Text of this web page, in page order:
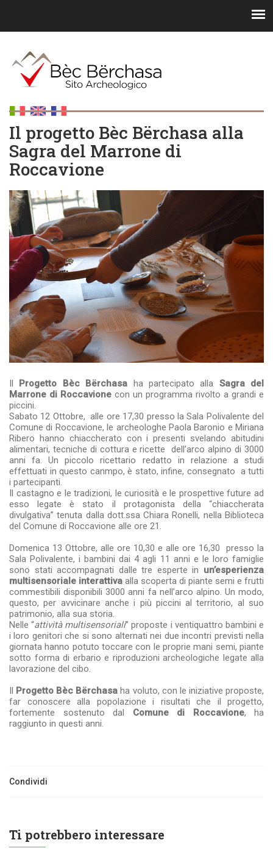
Il progetto Bèc Bërchasa alla
Sagra del Marrone di
Roccavione
Il Progetto Bèc Bërchasa ha partecipato alla Sagra del
Marrone di Roccavione con un programma rivolto a grandi e
piccini.
Sabato 12 Ottobre, alle ore 17,30 presso la Sala Polivalente del
Comune di Roccavione, le archeologhe Paola Baronio e Miriana
Ribero hanno chiaccherato con i presenti svelando abitudini
alimentari, tecniche di cottura e ricette dell’arco alpino di 3000
anni fa. Un piccolo ricettario redatto in relazione a studi
effettuati in questo canmpo, è stato, infine, consegnato a tutti
i partecipanti.
Il castagno e le tradizioni, le curiosità e le prospettive future ad
esso legate è stato il protagonista della “chiaccherata
divulgativa” tenuta dalla dott.ssa Chiara Ronelli, nella Biblioteca
del Comune di Roccavione alle ore 21.
Domenica 13 Ottobre, alle ore 10,30 e alle ore 16,30 presso la
Sala Polivalente, i bambini dai 4 agli 11 anni e le loro famiglie
sono stati accompagnati dalle tre esperte in un’esperienza
multisensoriale interattiva alla scoperta di piante semi e frutti
commestibili disponibili 3000 anni fa nell’arco alpino. Un modo,
questo, per avvicinare anche i più piccini al territorio, al suo
patrimonio, alla sua storia.
Nelle “attività multisensoriali” proposte i ventiquattro bambini e
i loro genitori che si sono alternati nei due incontri previsti nella
giornata hanno potuto toccare con le proprie mani semi, piante
sotto forma di erbario e riproduzioni archeologiche legate alla
lavorazione del cibo.
Il Progetto Bèc Bërchasa ha voluto, con le iniziative proposte,
far conoscere alla popolazione i risultati che il progetto,
fortemente sostenuto dal Comune di Roccavione, ha
raggiunto in questi anni.
Condividi
Ti potrebbero interessare